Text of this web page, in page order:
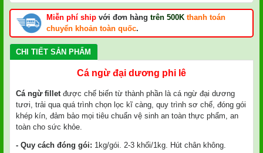
Miễn phí ship với đơn hàng trên 500K thanh toán
chuyển khoản toàn quốc.
CHI TIẾT SẢN PHẨM
Cá ngừ đại dương phi lê
Cá ngừ fillet được chế biến từ thành phần là cá ngừ đại dương
tươi, trải qua quá trình chọn lọc kĩ càng, quy trình sơ chế, đóng gói
khép kín, đảm bảo mọi tiêu chuẩn vệ sinh an toàn thực phẩm, an
toàn cho sức khỏe.
- Quy cách đóng gói: 1kg/gói. 2-3 khối/1kg. Hút chân không.